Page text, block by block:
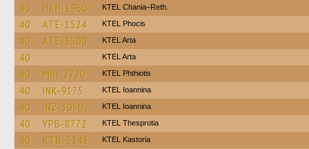
40 HKH-1960 KTEL Chania–Reth.
40 ATE-1524 ΚΤΕL Phocis
40 ATE-3500 KTEL Arta
40 KTEL Arta
40 MIH-2720 ΚΤΕL Phthiotis
40 INK-9175 KTEL Ioannina
40 INZ-3060 KTEL Ioannina
40 YPB-8772 KTEL Thesprotia
40 KTB-5243 KTEL Kastoria